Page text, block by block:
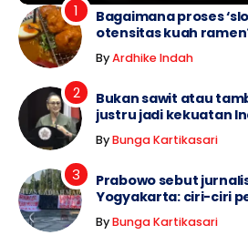
Bagaimana proses
otensitas kuah
ByArdhike Indah
Bukan sawit atau
justru jadi kekuatan
ByBunga Kartikasari
Prabowo sebut jurnalis
Yogyakarta: ciri-ciri
ByBunga Kartikasari